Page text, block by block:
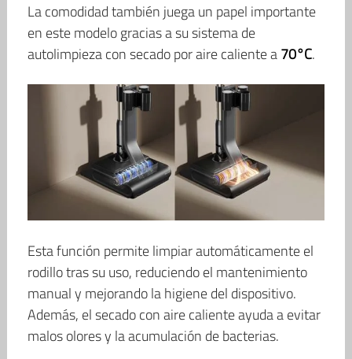
La comodidad también juega un papel importante
en este modelo gracias a su sistema de
autolimpieza con secado por aire caliente a70°C.
Esta función permite limpiar automáticamente el
rodillo tras su uso, reduciendo el mantenimiento
manual y mejorando la higiene del dispositivo.
Además, el secado con aire caliente ayuda a evitar
malos olores y la acumulación de bacterias.